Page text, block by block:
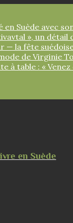
en Suède avec
», un détail
— la fête
de Virginie
à table : «
en Suède